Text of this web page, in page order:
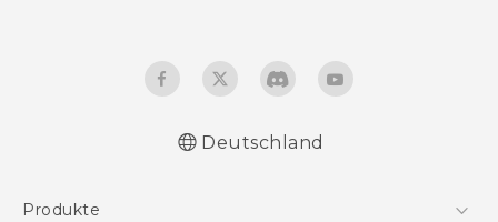
Deutschland
Produkte